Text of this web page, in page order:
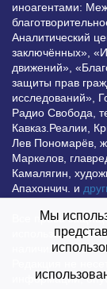
иноагентами:
Аналитический
заключённых»,
движений»,
защиты прав
исследований»,
Радио Свобода,
Кавказ.Реалии,
Лев Пономарёв,
Маркелов,
Камалягин,
Апахончич. и
Все права
использование
наличия
Редакция не
информации,
Мы